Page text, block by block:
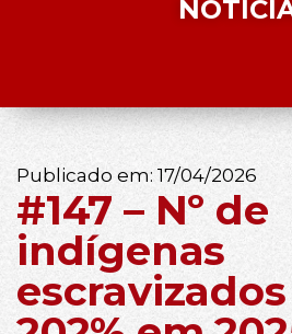
Publicado em: 17/04/2026
#147 – Nº de
indígenas